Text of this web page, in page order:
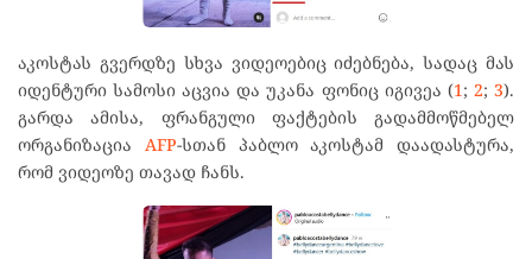
აკოსტას გვერდზე სხვა ვიდეოებიც იძებნება, სადაც მას
იდენტური სამოსი აცვია და უკანა ფონიც იგივეა (1 ; 2;3).
გარდა ამისა, ფრანგული ფაქტების გადამმოწმებელ
ორგანიზაცია AFP-სთან პაბლო აკოსტამ დაადასტურა,
რომ ვიდეოზე თავად ჩანს.